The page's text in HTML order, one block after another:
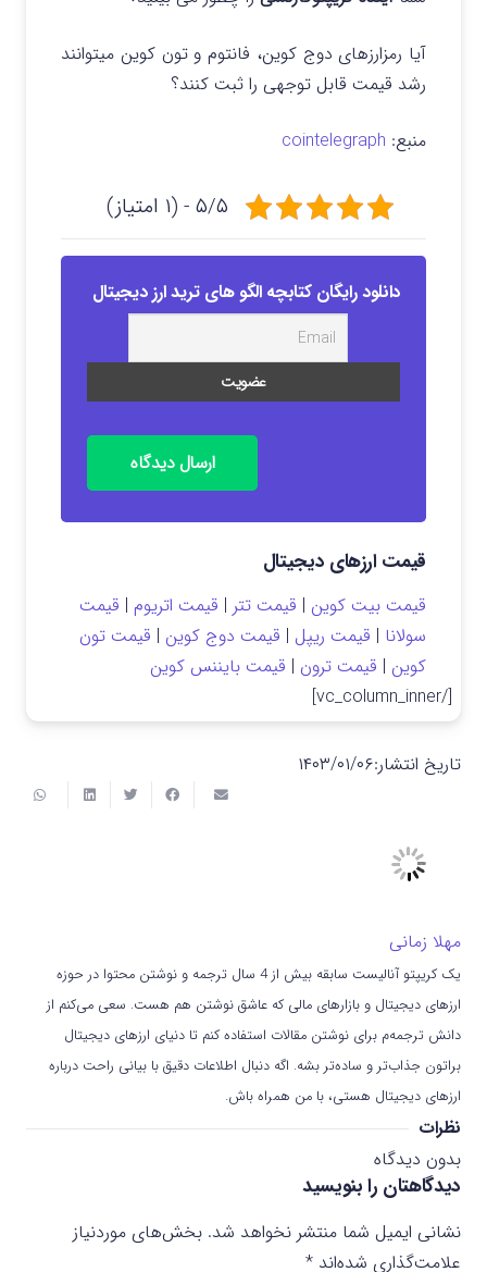
آیا رمزارزهای دوج کوین، فانتوم و تون کوین میتوانند
رشد قیمت قابل توجهی را ثبت کنند؟
منبع: cointelegraph
۵/۵ - (۱ امتیاز)
دانلود رایگان کتابچه الگو های ترید ارز دیجیتال
ارسال دیدگاه
قیمت ارزهای دیجیتال
قیمت بیت کوین | قیمت تتر | قیمت اتریوم | قیمت
سولانا | قیمت ریپل | قیمت دوج کوین | قیمت تون
کوین | قیمت ترون | قیمت بایننس کوین
[/vc_column_inner]
تاریخ انتشار:۱۴۰۳/۰۱/۰۶
مهلا زمانی
یک کریپتو آنالیست سابقه بیش از 4 سال ترجمه و نوشتن محتوا در حوزه
ارزهای دیجیتال و بازارهای مالی که عاشق نوشتن هم هست. سعی می‌کنم از
دانش ترجمه‌م برای نوشتن مقالات استفاده کنم تا دنیای ارزهای دیجیتال
براتون جذاب‌تر و ساده‌تر بشه. اگه دنبال اطلاعات دقیق با بیانی راحت درباره
ارزهای دیجیتال هستی، با من همراه باش.
نظرات
بدون دیدگاه
دیدگاهتان را بنویسید
نشانی ایمیل شما منتشر نخواهد شد. بخش‌های موردنیاز
علامت‌گذاری شده‌اند *